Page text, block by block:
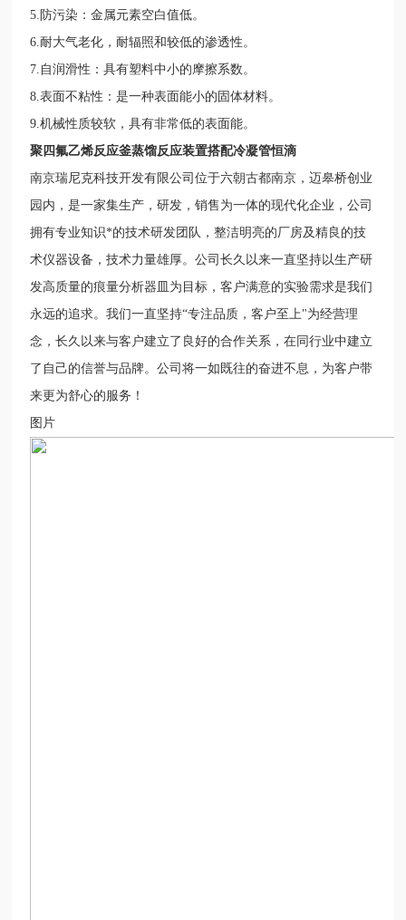
5.防污染：金属元素空白值低。
6.耐大气老化，耐辐照和较低的渗透性。
7.自润滑性：具有塑料中小的摩擦系数。
8.表面不粘性：是一种表面能小的固体材料。
9.机械性质较软，具有非常低的表面能。
聚四氟乙烯反应釜蒸馏反应装置搭配冷凝管恒滴
南京瑞尼克科技开发有限公司位于六朝古都南京，迈皋桥创业
园内，是一家集生产，研发，销售为一体的现代化企业，公司
拥有专业知识*的技术研发团队，整洁明亮的厂房及精良的技
术仪器设备，技术力量雄厚。公司长久以来一直坚持以生产研
发高质量的痕量分析器皿为目标，客户满意的实验需求是我们
永远的追求。我们一直坚持“专注品质，客户至上"为经营理
念，长久以来与客户建立了良好的合作关系，在同行业中建立
了自己的信誉与品牌。公司将一如既往的奋进不息，为客户带
来更为舒心的服务！
图片